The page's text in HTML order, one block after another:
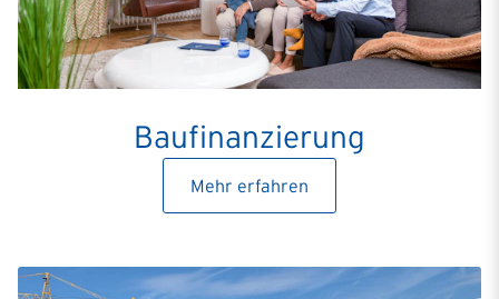
Baufinanzierung
Mehr erfahren